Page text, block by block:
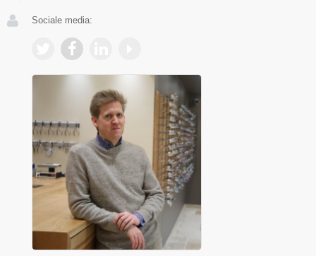
Sociale media: